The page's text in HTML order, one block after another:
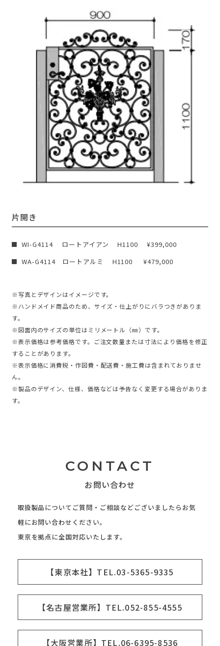
片開き
WI-G4114 ロートアイアン H1100 ¥399,000
WA-G4114 ロートアルミ H1100 ¥479,000
※写真とデザインはイメージです。
※ハンドメイド商品のため、サイズ・仕上がりにバラつきがありま
す。
※図面内のサイズの単位はミリメートル（㎜）です。
※表示価格は参考価格です。ご注文数量または寸法により価格を修正
することがあります。
※表示価格に消費税・作図費・配送費・施工費は含まれておりませ
ん。
※製品のデザイン、仕様、価格などは予告なく変更する場合がありま
す。
CONTACT
お問い合わせ
取扱製品についてご質問・ご相談などございましたらお気
軽にお問い合わせください。
東京を拠点に全国対応いたします。
【東京本社】TEL.03-5365-9335
【名古屋営業所】TEL.052-855-4555
【大阪営業所】TEL.06-6395-8536